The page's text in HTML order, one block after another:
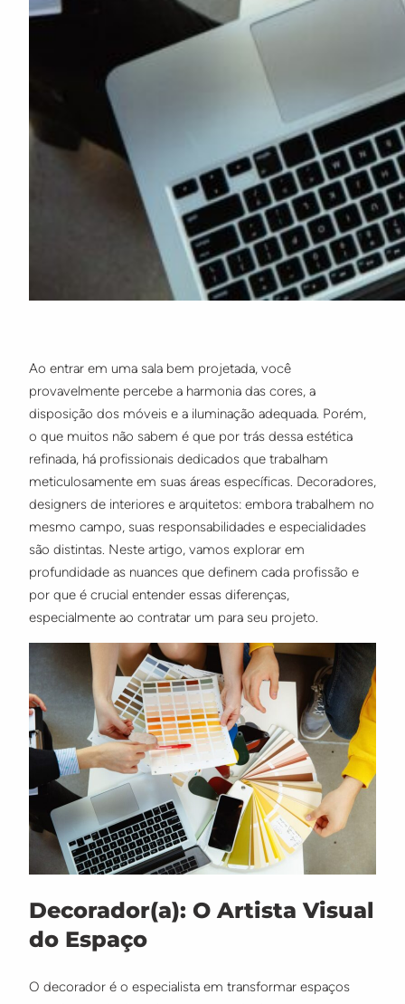
Ao entrar em uma sala bem projetada, você
provavelmente percebe a harmonia das cores, a
disposição dos móveis e a iluminação adequada. Porém,
o que muitos não sabem é que por trás dessa estética
refinada, há profissionais dedicados que trabalham
meticulosamente em suas áreas específicas. Decoradores,
designers de interiores e arquitetos: embora trabalhem no
mesmo campo, suas responsabilidades e especialidades
são distintas. Neste artigo, vamos explorar em
profundidade as nuances que definem cada profissão e
por que é crucial entender essas diferenças,
especialmente ao contratar um para seu projeto.
Decorador(a): O Artista Visual
do Espaço
O decorador é o especialista em transformar espaços